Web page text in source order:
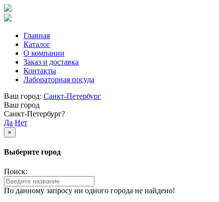
Главная
Каталог
О компании
Заказ и доставка
Контакты
Лабораторная посуда
Ваш город: Санкт-Петербург
Ваш город
Санкт-Петербург?
Да Нет
×
Выберите город
Поиск:
По данному запросу ни одного города не найдено!